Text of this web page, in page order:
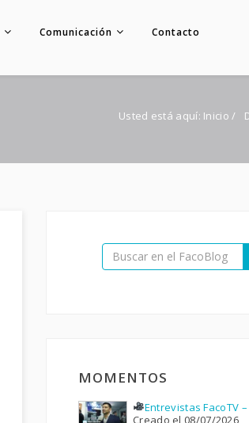
Comunicación Contacto
Foro
Usted está aquí: Inicio /
MOMENTOS
Entrevistas FacoTV –
Creado el 08/07/2026